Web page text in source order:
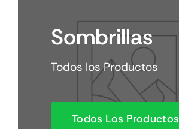
Sombrillas
Todos los Productos
Todos Los Productos